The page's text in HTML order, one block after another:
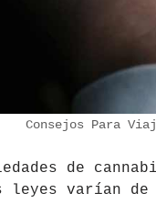
Consejos Para
de
leyes varían